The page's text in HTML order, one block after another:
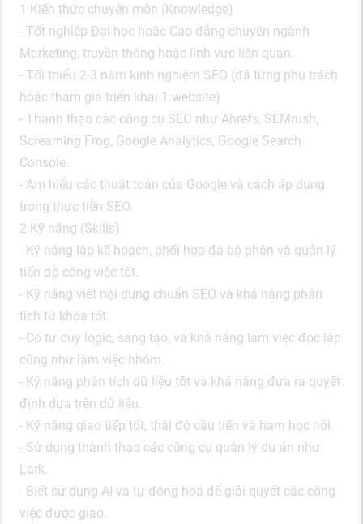
1 Kiến thức chuyên môn (Knowledge)
- Tốt nghiệp Đại học hoặc Cao đẳng chuyên ngành
Marketing, truyền thông hoặc lĩnh vực liên quan.
- Tối thiểu 2-3 năm kinh nghiệm SEO (đã từng phụ trách
hoặc tham gia triển khai 1 website)
- Thành thạo các công cụ SEO như Ahrefs, SEMrush,
Screaming Frog, Google Analytics, Google Search
Console.
- Am hiểu các thuật toán của Google và cách áp dụng
trong thực tiễn SEO.
2 Kỹ năng (Skills)
- Kỹ năng lập kế hoạch, phối hợp đa bộ phận và quản lý
tiến độ công việc tốt.
- Kỹ năng viết nội dung chuẩn SEO và khả năng phân
tích từ khóa tốt.
- Có tư duy logic, sáng tạo, và khả năng làm việc độc lập
cũng như làm việc nhóm.
- Kỹ năng phân tích dữ liệu tốt và khả năng đưa ra quyết
định dựa trên dữ liệu.
- Kỹ năng giao tiếp tốt, thái độ cầu tiến và ham học hỏi.
- Sử dụng thành thạo các công cụ quản lý dự án như
Lark.
- Biết sử dụng AI và tự động hoá để giải quyết các công
việc được giao.